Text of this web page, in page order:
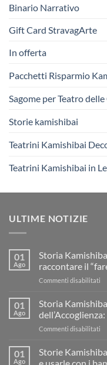
Binario Narrativo
Gift Card StravagArte
In offerta
Pacchetti Risparmio
Sagome per Teatro
Storie kamishibai
Teatrini Kamishibai
Teatrini Kamishibai in
ULTIME NOTIZIE
01
Ago
Storia
raccontare il
Commenti disabilitati
il
01
Ago
Storia
Commenti disabilitati
01
Ago
Storie